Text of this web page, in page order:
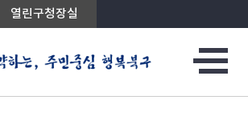
열린구청장실